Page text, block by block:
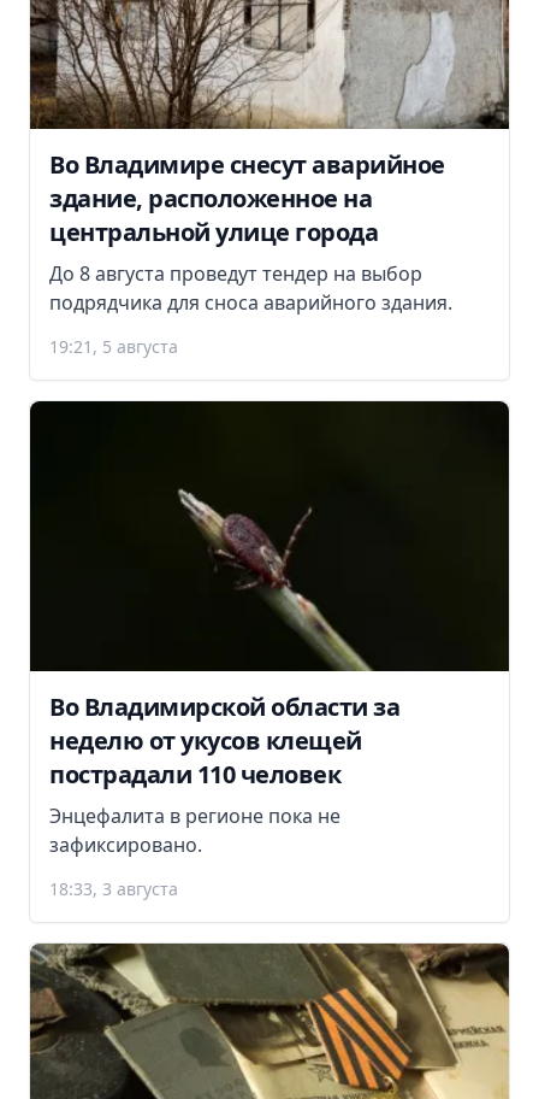
Во Владимире снесут аварийное
здание, расположенное на
центральной улице города
До 8 августа проведут тендер на выбор
подрядчика для сноса аварийного здания.
19:21, 5 августа
Во Владимирской области за
неделю от укусов клещей
пострадали 110 человек
Энцефалита в регионе пока не
зафиксировано.
18:33, 3 августа